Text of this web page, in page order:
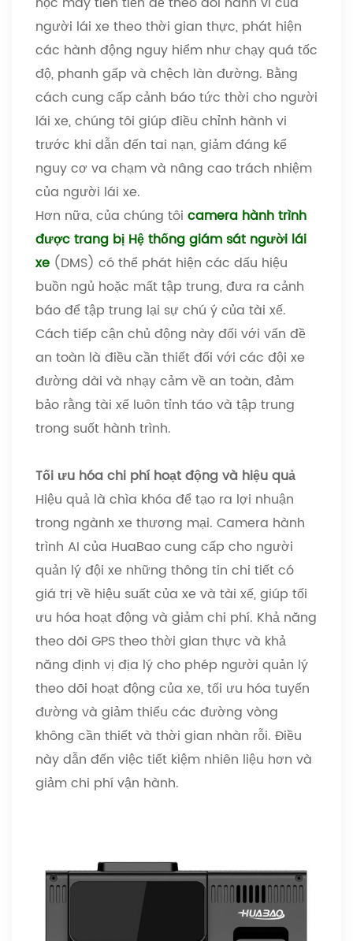
người lái xe theo thời gian thực, phát hiện
các hành động nguy hiểm như chạy quá tốc
độ, phanh gấp và chệch làn đường. Bằng
cách cung cấp cảnh báo tức thời cho người
lái xe, chúng tôi giúp điều chỉnh hành vi
trước khi dẫn đến tai nạn, giảm đáng kể
nguy cơ va chạm và nâng cao trách nhiệm
của người lái xe.
Hơn nữa, của chúng tôi camera hành trình
được trang bị Hệ thống giám sát người lái
xe (DMS) có thể phát hiện các dấu hiệu
buồn ngủ hoặc mất tập trung, đưa ra cảnh
báo để tập trung lại sự chú ý của tài xế.
Cách tiếp cận chủ động này đối với vấn đề
an toàn là điều cần thiết đối với các đội xe
đường dài và nhạy cảm về an toàn, đảm
bảo rằng tài xế luôn tỉnh táo và tập trung
trong suốt hành trình.
Tối ưu hóa chi phí hoạt động và hiệu quả
Hiệu quả là chìa khóa để tạo ra lợi nhuận
trong ngành xe thương mại. Camera hành
trình AI của HuaBao cung cấp cho người
quản lý đội xe những thông tin chi tiết có
giá trị về hiệu suất của xe và tài xế, giúp tối
ưu hóa hoạt động và giảm chi phí. Khả năng
theo dõi GPS theo thời gian thực và khả
năng định vị địa lý cho phép người quản lý
theo dõi hoạt động của xe, tối ưu hóa tuyến
đường và giảm thiểu các đường vòng
không cần thiết và thời gian nhàn rỗi. Điều
này dẫn đến việc tiết kiệm nhiên liệu hơn và
giảm chi phí vận hành.